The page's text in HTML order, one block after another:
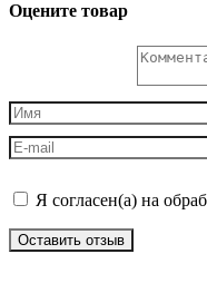
Оцените товар
Я согласен(а) на
Оставить отзыв